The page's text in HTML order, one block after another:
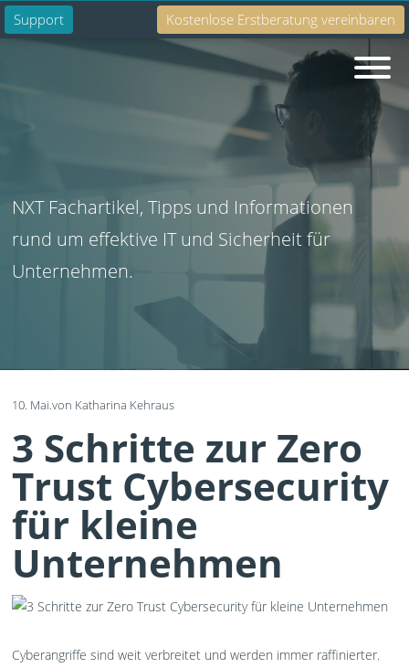
Support Kostenlose Erstberatung vereinbaren
NXT Fachartikel, Tipps und Informationen
rund um effektive IT und Sicherheit für
Unternehmen.
10. Mai.von Katharina Kehraus
3 Schritte zur Zero
Trust Cybersecurity
für kleine
Unternehmen
Cyberangriffe sind weit verbreitet und werden immer raffinierter.